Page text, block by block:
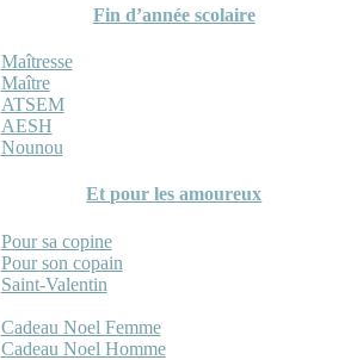
Fin d’année scolaire
Maîtresse
Maître
ATSEM
AESH
Nounou
Et pour les amoureux
Pour sa copine
Pour son copain
Saint-Valentin
Cadeau Noel Femme
Cadeau Noel Homme